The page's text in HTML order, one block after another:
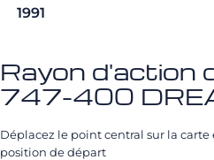
1991
Rayon d'action
747-400
Déplacez le point central sur la
position de départ